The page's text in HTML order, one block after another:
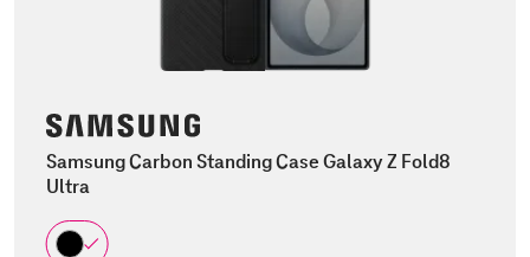
Samsung Carbon Standing Case Galaxy Z Fold8
Ultra